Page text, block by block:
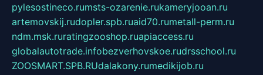
pylesostineco.rumsts-ozarenie.rukameryjooan.ru
artemovskij.rudopler.spb.ruaid70.rumetall-perm.ru
ndm.msk.ruratingzooshop.ruapiaccess.ru
globalautotrade.infobezverhovskoe.rudrsschool.ru
ZOOSMART.SPB.RUdalakony.rumedikijob.ru